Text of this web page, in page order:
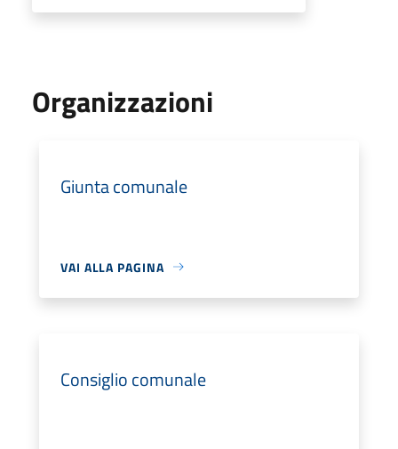
Organizzazioni
Giunta comunale
VAI ALLA PAGINA
Consiglio comunale